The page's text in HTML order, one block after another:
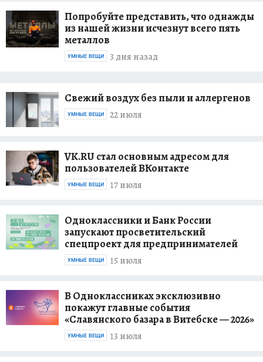
Попробуйте представить, что однажды
из нашей жизни исчезнут всего пять
металлов
3 дня назад
УМНЫЕ ВЕЩИ
Свежий воздух без пыли и аллергенов
22 июля
УМНЫЕ ВЕЩИ
VK.RU стал основным адресом для
пользователей ВКонтакте
17 июля
УМНЫЕ ВЕЩИ
Одноклассники и Банк России
запускают просветительский
спецпроект для предпринимателей
15 июля
УМНЫЕ ВЕЩИ
В Одноклассниках эксклюзивно
покажут главные события
«Славянского базара в Витебске — 2026»
13 июля
УМНЫЕ ВЕЩИ